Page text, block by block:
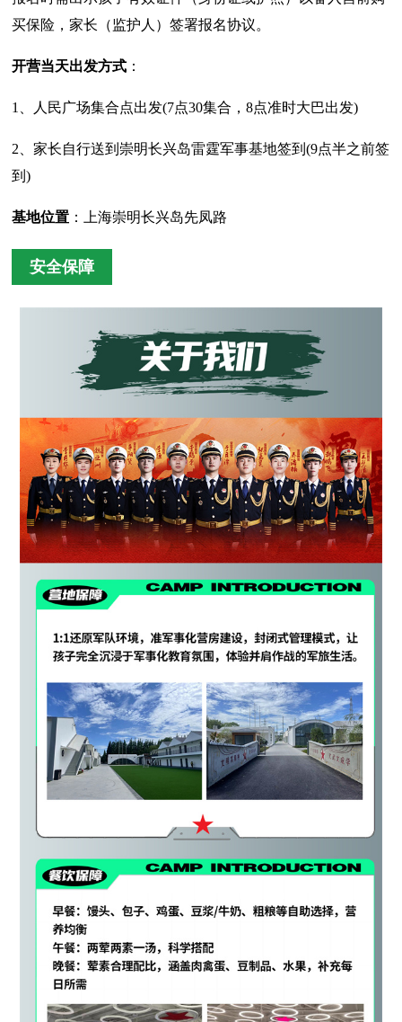
买保险，家长（监护人）签署报名协议。
开营当天出发方式 ：
1、人民广场集合点出发(7点30集合，8点准时大巴出发)
2、家长自行送到崇明长兴岛雷霆军事基地签到(9点半之前签
到)
基地位置 ：上海崇明长兴岛先凤路
安全保障